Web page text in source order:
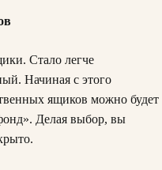
Стало легче
Начиная с этого
ящиков можно будет
Делая выбор, вы